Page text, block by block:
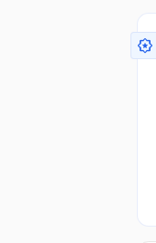
award_star